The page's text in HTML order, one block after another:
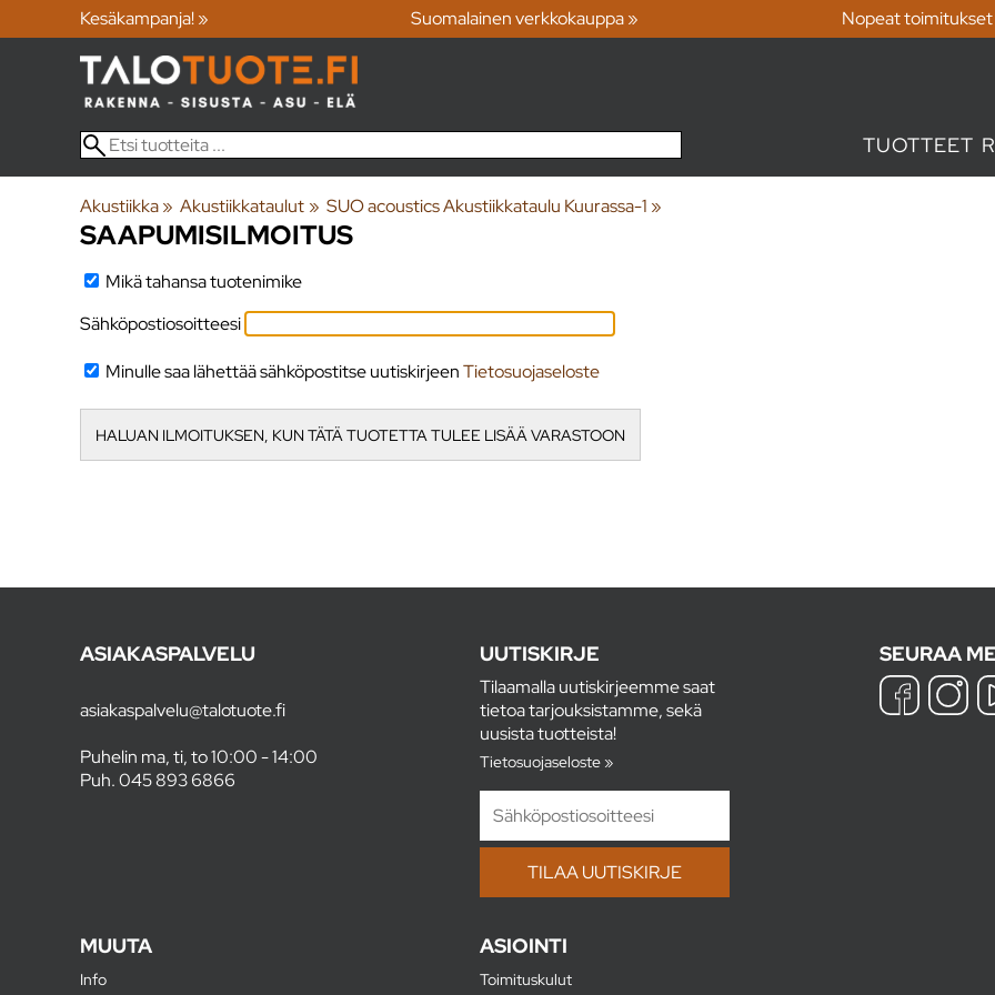
Kesäkampanja! » Suomalainen verkkokauppa » Nopeat
TUOTTEET
Akustiikka‪» Akustiikkataulut ‪» SUO acoustics Akustiikkataulu Kuurassa-1 ‪»
SAAPUMISILMOITUS
Mikä tahansa tuotenimike
Sähköpostiosoitteesi
Minulle saa lähettää sähköpostitse uutiskirjeenTietosuojaseloste
ASIAKASPALVELU
asiakaspalvelu@talotuote.fi
Puhelin ma, ti, to 10:00 - 14:00
Puh.045 893 6866
UUTISKIRJE
Tilaamalla uutiskirjeemme saat
tietoa tarjouksistamme, sekä
uusista tuotteista!
Tietosuojaseloste »
SEURAA
MUUTA
Info
ASIOINTI
Toimituskulut